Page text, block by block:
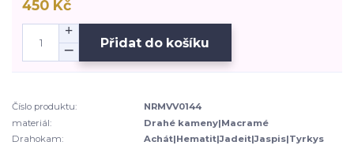
450 Kč
Přidat do košíku
Číslo produktu:
NRMVV0144
materiál:
Drahé kameny|Macramé
Drahokam:
Achát|Hematit|Jadeit|Jaspis|Tyrkys